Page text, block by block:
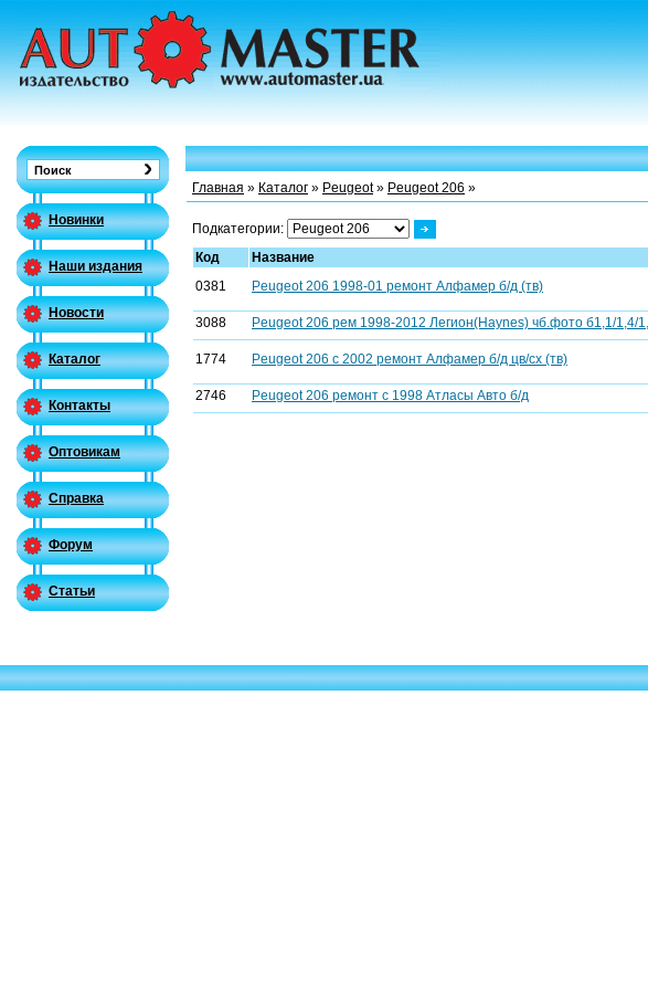
Новинки
Наши издания
Новости
Каталог
Контакты
Оптовикам
Справка
Форум
Статьи
Главная » Каталог » Peugeot» Peugeot 206 »
Подкатегории:
Код
Название
0381
Peugeot 206 1998-01 ремонт Алфамер б/д (тв)
3088
Peugeot 206 рем 1998-2012 Легион(Haynes) чб.фото б1,1/1,4/
1774 Peugeot 206 с 2002 ремонт Алфамер б/д цв/сх (тв)
2746
Peugeot 206 ремонт с 1998 Атласы Авто б/д